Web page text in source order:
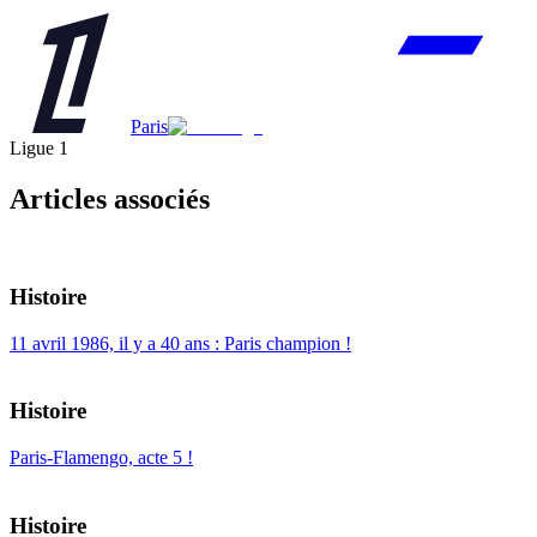
Paris
Ligue 1
Articles associés
Histoire
11 avril 1986, il y a 40 ans : Paris champion !
Histoire
Paris-Flamengo, acte 5 !
Histoire